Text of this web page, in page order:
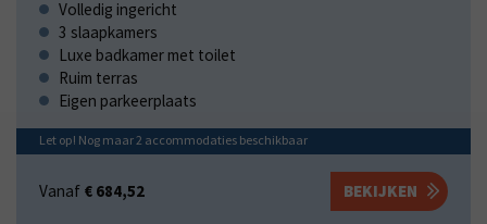
Volledig ingericht
3 slaapkamers
Luxe badkamer met toilet
Ruim terras
Eigen parkeerplaats
Let op! Nog maar2 accommodaties beschikbaar
Vanaf € 684,52 BEKIJKEN